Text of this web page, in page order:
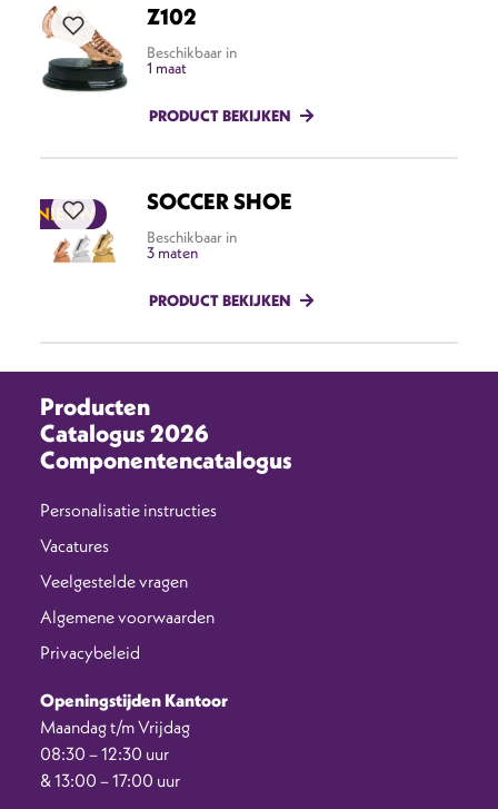
Z102
Beschikbaar in
1 maat
PRODUCT BEKIJKEN
NIEUW SOCCER SHOE
Beschikbaar in
3 maten
PRODUCT BEKIJKEN
Producten
Catalogus 2026
Componentencatalogus
Personalisatie instructies
Vacatures
Veelgestelde vragen
Algemene voorwaarden
Privacybeleid
Openingstijden Kantoor
Maandag t/m Vrijdag
08:30 – 12:30 uur
& 13:00 – 17:00 uur